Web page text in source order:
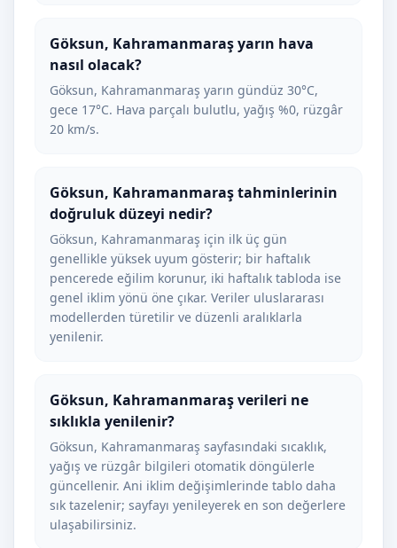
Göksun, Kahramanmaraş yarın hava
nasıl olacak?
Göksun, Kahramanmaraş yarın gündüz 30°C,
gece 17°C. Hava parçalı bulutlu, yağış %0, rüzgâr
20 km/s.
Göksun, Kahramanmaraş tahminlerinin
doğruluk düzeyi nedir?
Göksun, Kahramanmaraş için ilk üç gün
genellikle yüksek uyum gösterir; bir haftalık
pencerede eğilim korunur, iki haftalık tabloda ise
genel iklim yönü öne çıkar. Veriler uluslararası
modellerden türetilir ve düzenli aralıklarla
yenilenir.
Göksun, Kahramanmaraş verileri ne
sıklıkla yenilenir?
Göksun, Kahramanmaraş sayfasındaki sıcaklık,
yağış ve rüzgâr bilgileri otomatik döngülerle
güncellenir. Ani iklim değişimlerinde tablo daha
sık tazelenir; sayfayı yenileyerek en son değerlere
ulaşabilirsiniz.